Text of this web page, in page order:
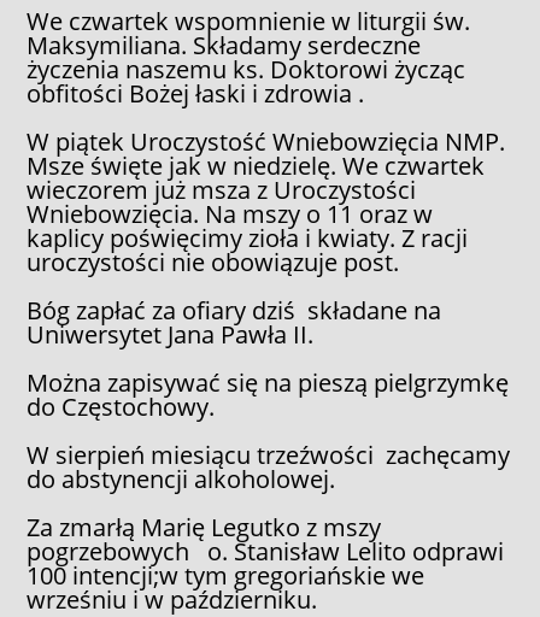
We czwartek wspomnienie w liturgii św.
Maksymiliana. Składamy serdeczne
życzenia naszemu ks. Doktorowi życząc
obfitości Bożej łaski i zdrowia .
W piątek Uroczystość Wniebowzięcia NMP.
Msze święte jak w niedzielę. We czwartek
wieczorem już msza z Uroczystości
Wniebowzięcia. Na mszy o 11 oraz w
kaplicy poświęcimy zioła i kwiaty. Z racji
uroczystości nie obowiązuje post.
Bóg zapłać za ofiary dziś składane na
Uniwersytet Jana Pawła II.
Można zapisywać się na pieszą pielgrzymkę
do Częstochowy.
W sierpień miesiącu trzeźwości zachęcamy
do abstynencji alkoholowej.
Za zmarłą Marię Legutko z mszy
pogrzebowych o. Stanisław Lelito odprawi
100 intencji;w tym gregoriańskie we
wrześniu i w październiku.